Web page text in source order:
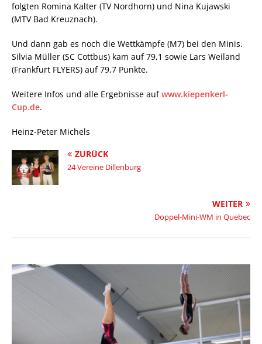
folgten Romina Kalter (TV Nordhorn) und Nina Kujawski
(MTV Bad Kreuznach).
Und dann gab es noch die Wettkämpfe (M7) bei den Minis.
Silvia Müller (SC Cottbus) kam auf 79,1 sowie Lars Weiland
(Frankfurt FLYERS) auf 79,7 Punkte.
Weitere Infos und alle Ergebnisse aufwww.kiepenkerl-
Cup.de.
Heinz-Peter Michels
ZURÜCK
24 Vereine Dillenburg
WEITER
Doppel-Mini-WM in Quebec